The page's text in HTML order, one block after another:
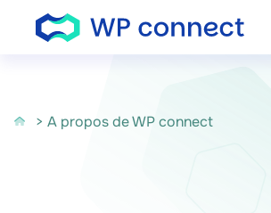
Passer au contenu
> A propos de WP connect